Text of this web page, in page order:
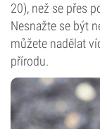
20), než se přes
Nesnažte se být
můžete nadělat
přírodu.